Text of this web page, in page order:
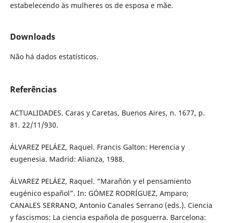
estabelecendo às mulheres os de esposa e mãe.
Downloads
Não há dados estatísticos.
Referências
ACTUALIDADES. Caras y Caretas, Buenos Aires, n. 1677, p.
81. 22/11/930.
ÁLVAREZ PELÁEZ, Raquel. Francis Galton: Herencia y
eugenesia. Madrid: Alianza, 1988.
ÁLVAREZ PELÁEZ, Raquel. “Marañón y el pensamiento
eugénico español”. In: GÓMEZ RODRÍGUEZ, Amparo;
CANALES SERRANO, Antonio Canales Serrano (eds.). Ciencia
y fascismos: La ciencia española de posguerra. Barcelona: